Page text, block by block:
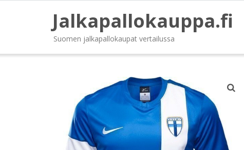
Jalkapallokauppa.fi
Suomen jalkapallokaupat vertailussa